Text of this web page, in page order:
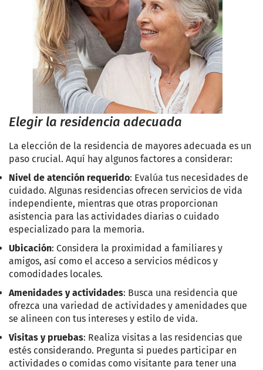
Elegir la residencia adecuada
La elección de la residencia de mayores adecuada es un
paso crucial. Aquí hay algunos factores a considerar:
Nivel de atención requerido: Evalúa tus necesidades de
cuidado. Algunas residencias ofrecen servicios de vida
independiente, mientras que otras proporcionan
asistencia para las actividades diarias o cuidado
especializado para la memoria.
Ubicación: Considera la proximidad a familiares y
amigos, así como el acceso a servicios médicos y
comodidades locales.
Amenidades y actividades: Busca una residencia que
ofrezca una variedad de actividades y amenidades que
se alineen con tus intereses y estilo de vida.
Visitas y pruebas: Realiza visitas a las residencias que
estés considerando. Pregunta si puedes participar en
actividades o comidas como visitante para tener una